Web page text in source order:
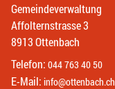
Gemeindeverwaltung
Affolternstrasse 3
8913 Ottenbach
Telefon: 044 763 40 50
E-Mail: info@ottenbach.ch